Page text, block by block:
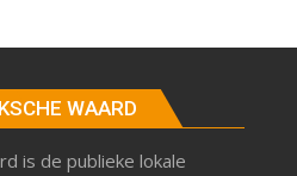
WAARD
is de publieke lokale